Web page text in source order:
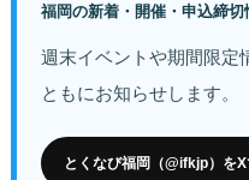
福岡の新着・開催・申込締
週末イベントや期間限定
ともにお知らせします。
とくなび福岡（@ifkjp）を